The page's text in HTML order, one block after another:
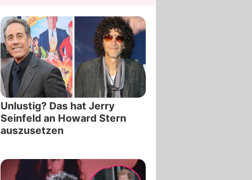
Unlustig? Das hat Jerry
Seinfeld an Howard Stern
auszusetzen